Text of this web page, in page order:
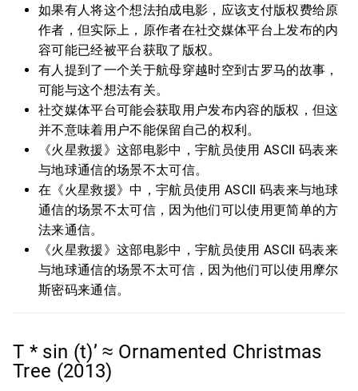
如果有人将这个想法拍成电影，应该支付版权费给原
作者，但实际上，原作者在社交媒体平台上发布的内
容可能已经被平台获取了版权。
有人提到了一个关于航母穿越时空到古罗马的故事，
可能与这个想法有关。
社交媒体平台可能会获取用户发布内容的版权，但这
并不意味着用户不能保留自己的权利。
《火星救援》这部电影中，宇航员使用 ASCII 码表来
与地球通信的场景不太可信。
在《火星救援》中，宇航员使用 ASCII 码表来与地球
通信的场景不太可信，因为他们可以使用更简单的方
法来通信。
《火星救援》这部电影中，宇航员使用 ASCII 码表来
与地球通信的场景不太可信，因为他们可以使用摩尔
斯密码来通信。
T * sin (t)’ ≈ Ornamented Christmas
Tree (2013)